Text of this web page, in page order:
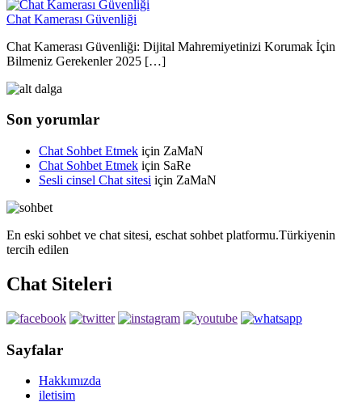
Chat Kamerası Güvenliği
Chat Kamerası Güvenliği: Dijital Mahremiyetinizi Korumak İçin
Bilmeniz Gerekenler 2025 […]
Son yorumlar
Chat Sohbet Etmek için ZaMaN
Chat Sohbet Etmek için SaRe
Sesli cinsel Chat sitesi için ZaMaN
En eski sohbet ve chat sitesi, eschat sohbet platformu.Türkiyenin
tercih edilen
Chat Siteleri
Sayfalar
Hakkımızda
iletisim